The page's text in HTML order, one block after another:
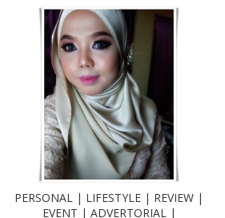
PERSONAL | LIFESTYLE | REVIEW |
EVENT | ADVERTORIAL |